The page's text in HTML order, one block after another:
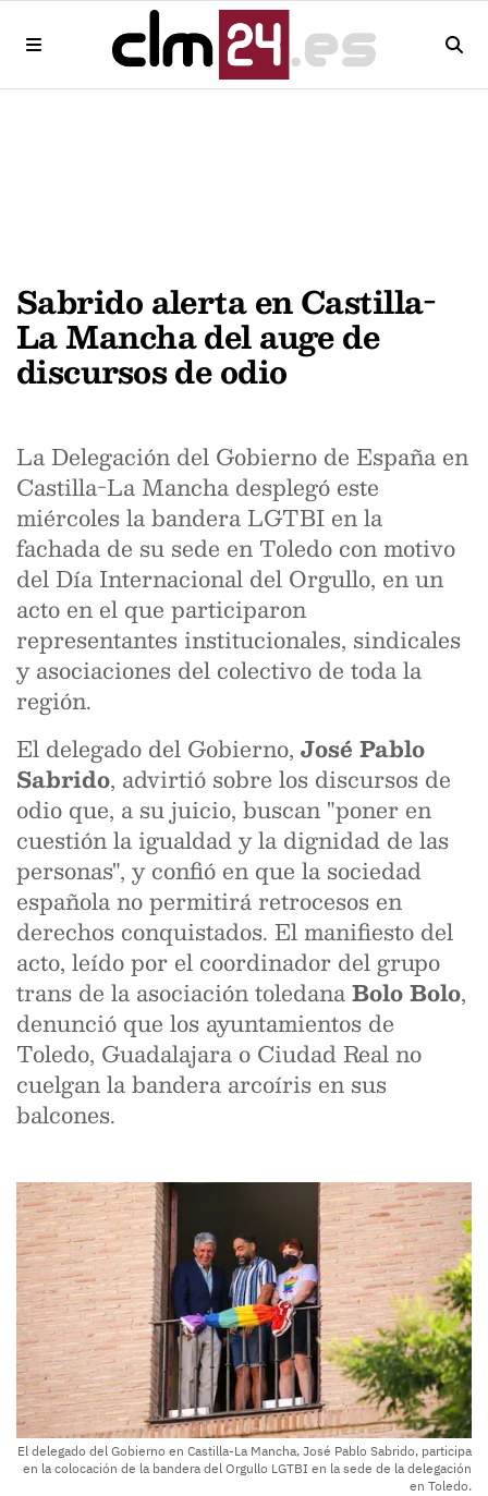
Sabrido alerta en Castilla-
La Mancha del auge de
discursos de odio
La Delegación del Gobierno de España en
Castilla-La Mancha desplegó este
miércoles la bandera LGTBI en la
fachada de su sede en Toledo con motivo
del Día Internacional del Orgullo, en un
acto en el que participaron
representantes institucionales, sindicales
y asociaciones del colectivo de toda la
región.
El delegado del Gobierno, José Pablo
Sabrido, advirtió sobre los discursos de
odio que, a su juicio, buscan "poner en
cuestión la igualdad y la dignidad de las
personas", y confió en que la sociedad
española no permitirá retrocesos en
derechos conquistados. El manifiesto del
acto, leído por el coordinador del grupo
trans de la asociación toledanaBolo Bolo,
denunció que los ayuntamientos de
Toledo, Guadalajara o Ciudad Real no
cuelgan la bandera arcoíris en sus
balcones.
El delegado del Gobierno en Castilla-La Mancha, José Pablo Sabrido, participa
en la colocación de la bandera del Orgullo LGTBI en la sede de la delegación
en Toledo.